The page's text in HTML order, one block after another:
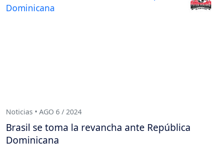
Noticias • AGO 6 / 2024
Brasil se toma la revancha ante República
Dominicana